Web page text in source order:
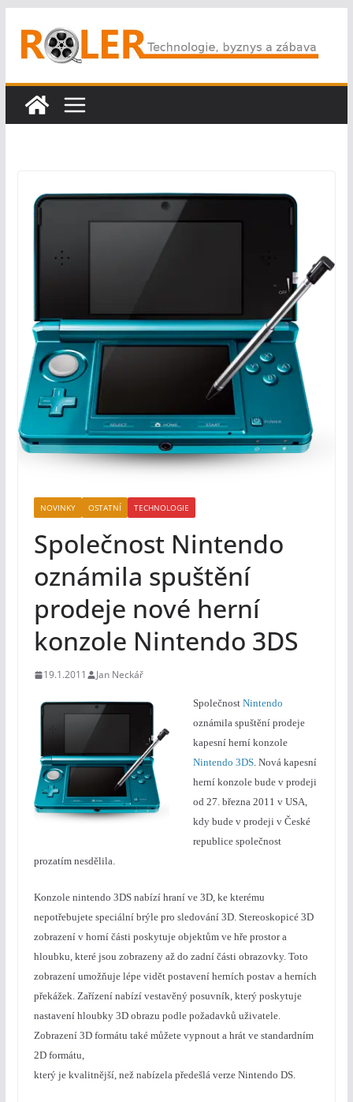
obsah
NOVINKY OSTATNÍ TECHNOLOGIE
Společnost Nintendo
oznámila spuštění
prodeje nové herní
konzole Nintendo 3DS
19.1.2011 Jan Neckář
Společnost Nintendo
oznámila spuštění prodeje
kapesní herní konzole
Nintendo 3DS. Nová kapesní
herní konzole bude v prodeji
od 27. března 2011 v USA,
kdy bude v prodeji v České
republice společnost
prozatím nesdělila.
Konzole nintendo 3DS nabízí hraní ve 3D, ke kterému
nepotřebujete speciální brýle pro sledování 3D. Stereoskopicé 3D
zobrazení v horní části poskytuje objektům ve hře prostor a
hloubku, které jsou zobrazeny až do zadní části obrazovky. Toto
zobrazení umožňuje lépe vidět postavení herních postav a herních
překážek. Zařízení nabízí vestavěný posuvník, který poskytuje
nastavení hloubky 3D obrazu podle požadavků uživatele.
Zobrazení 3D formátu také můžete vypnout a hrát ve standardním
2D formátu,
který je kvalitnější, než nabízela předešlá verze Nintendo DS.